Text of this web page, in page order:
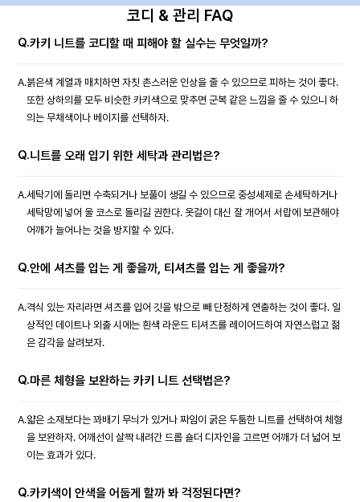
코디 & 관리 FAQ
Q.카키 니트를 코디할 때 피해야 할 실수는 무엇일까?
A.붉은색 계열과 매치하면 자칫 촌스러운 인상을 줄 수 있으므로 피하는 것이 좋다.
또한 상하의를 모두 비슷한 카키색으로 맞추면 군복 같은 느낌을 줄 수 있으니 하
의는 무채색이나 베이지를 선택하자.
Q.니트를 오래 입기 위한 세탁과 관리법은?
A.세탁기에 돌리면 수축되거나 보풀이 생길 수 있으므로 중성세제로 손세탁하거나
세탁망에 넣어 울 코스로 돌리길 권한다. 옷걸이 대신 잘 개어서 서랍에 보관해야
어깨가 늘어나는 것을 방지할 수 있다.
Q.안에 셔츠를 입는 게 좋을까, 티셔츠를 입는 게 좋을까?
A.격식 있는 자리라면 셔츠를 입어 깃을 밖으로 빼 단정하게 연출하는 것이 좋다. 일
상적인 데이트나 외출 시에는 흰색 라운드 티셔츠를 레이어드하여 자연스럽고 젊
은 감각을 살려보자.
Q.마른 체형을 보완하는 카키 니트 선택법은?
A.얇은 소재보다는 꽈배기 무늬가 있거나 짜임이 굵은 두툼한 니트를 선택하여 체형
을 보완하자. 어깨선이 살짝 내려간 드롭 숄더 디자인을 고르면 어깨가 더 넓어 보
이는 효과가 있다.
Q.카키색이 안색을 어둡게 할까 봐 걱정된다면?